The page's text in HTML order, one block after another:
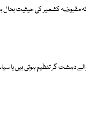
مقبوضہ کشمیر کی حیثیت بحال
دہشت گر تنظیم ہوتی ہیں یا